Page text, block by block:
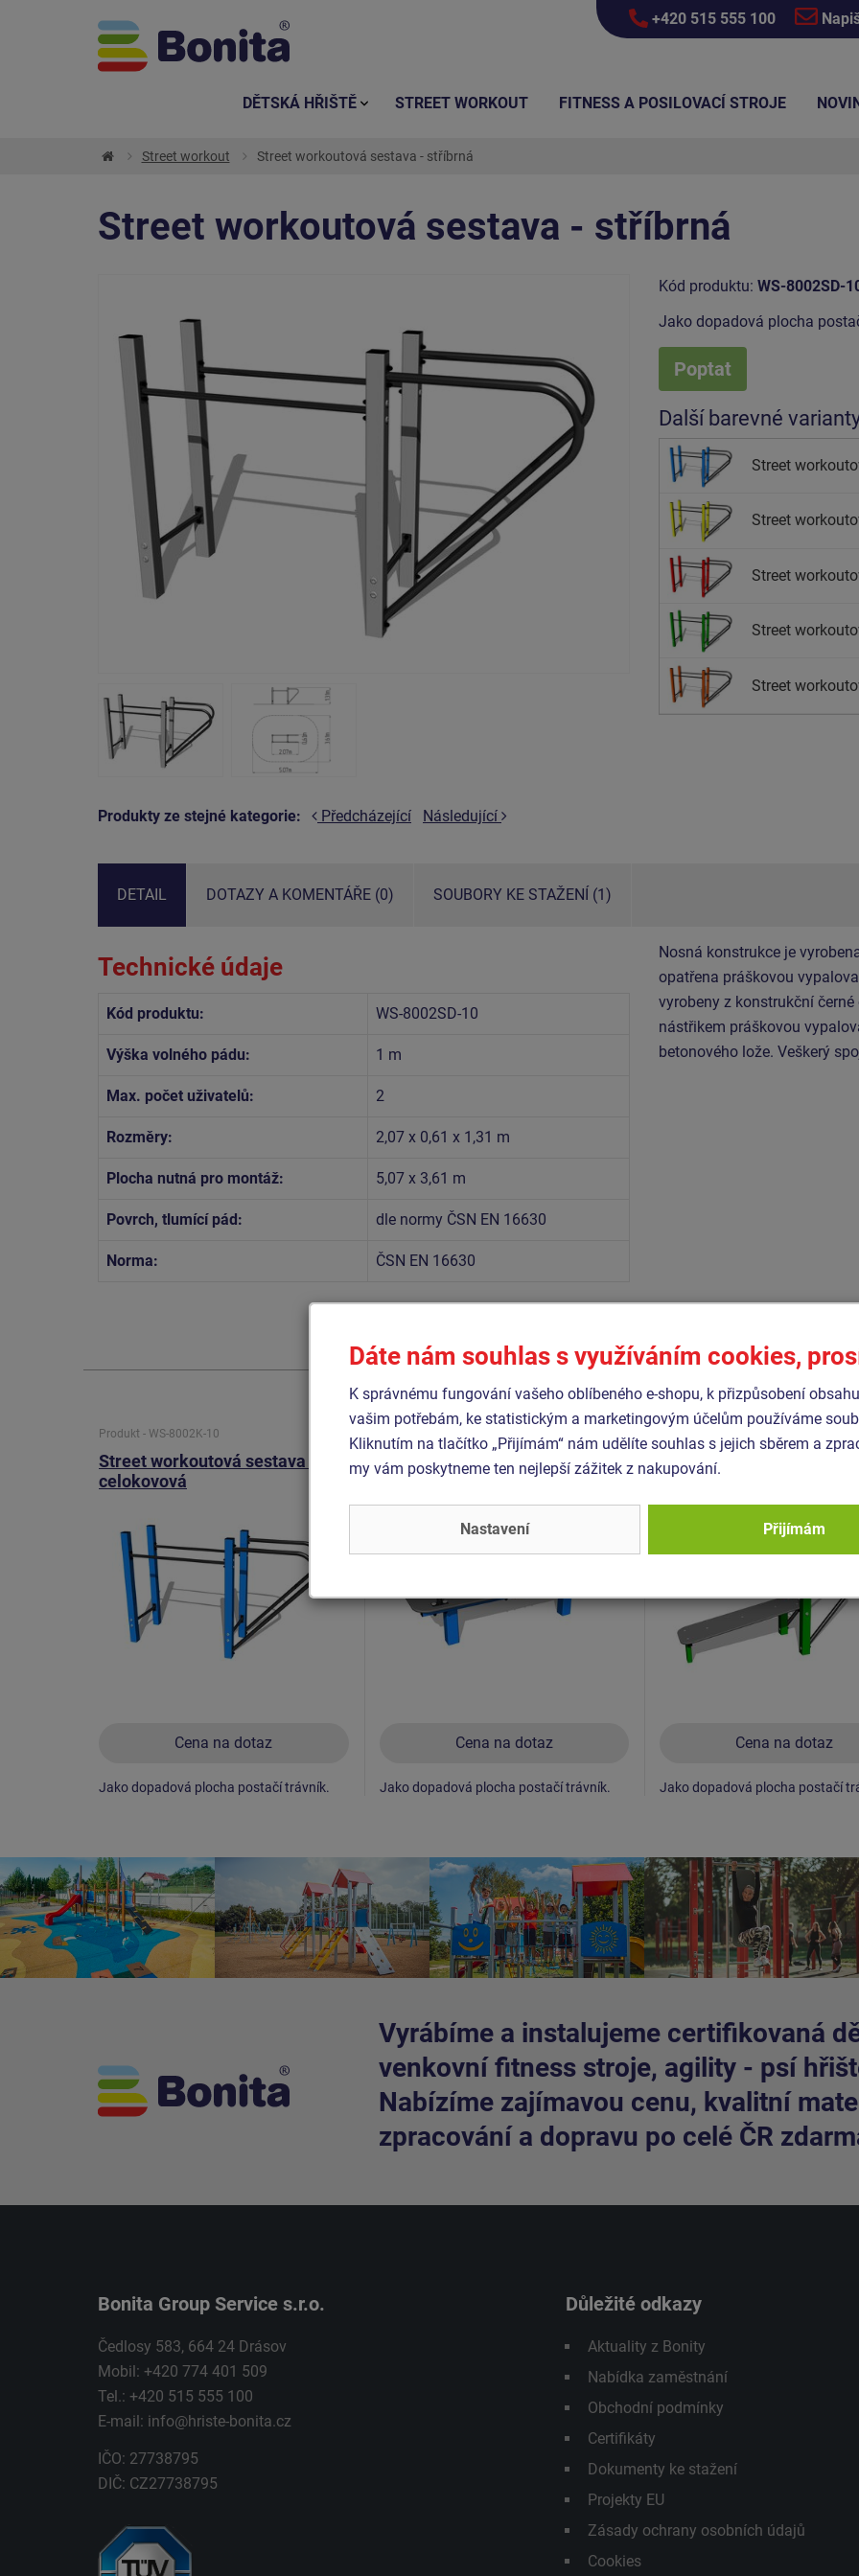
+420 515 555 100
Street workout Street workoutová sestava - stříbrná
Street workoutová sestava - stříbrná
Produkty ze stejné kategorie: Předcházející Následující
Kód produktu: WS-8002SD-
Jako dopadová plocha
Poptat
Další barevné
Street
Street
Street
Street
Street
DETAIL DOTAZY A KOMENTÁŘE (0) SOUBORY KE STAŽENÍ (1)
Technické údaje
Kód produktu: WS-8002SD-10
Výška volného pádu: 1 m
Max. počet uživatelů: 2
Rozměry: 2,07 x 0,61 x 1,31 m
Plocha nutná pro montáž: 5,07 x 3,61 m
Povrch, tlumící pád: dle normy ČSN EN 16630
Norma: ČSN EN 16630
Nosná konstrukce je
opatřena práškovou
vyrobeny z konstrukční
nástřikem práškovou
betonového lože. Veškerý
Podobnézboží
Produkt - WS-8002K-10
Street workoutová sestava -
celokovová
Cena na dotaz
Jako dopadová plocha postačí trávník.
Street workoutový prvek -
celokovový
Cena na dotaz
Jako dopadová plocha postačí trávník.
Street workoutová
celokovová
Cena na dotaz
Jako dopadová plocha postačí
Vyrábíme a instalujeme certifikovaná
venkovní fitness stroje, agility - psí
Nabízíme zajímavou cenu, kvalitní
zpracování a dopravu po celé ČR
Bonita Group Service s.r.o.
Čedlosy 583, 664 24 Drásov
Mobil: +420 774 401 509
Tel.: +420 515 555 100
E-mail: info@hriste-bonita.cz
IČO: 27738795
DIČ: CZ27738795
Důležité odkazy
Aktuality z Bonity
Nabídka zaměstnání
Obchodní podmínky
Certifikáty
Dokumenty ke stažení
Projekty EU
Zásady ochrany osobních údajů
Cookies
DĚTSKÁ HŘIŠTĚ STREET WORKOUT FITNESS A POSILOVACÍ STROJE
Dáte nám souhlas s využíváním cookies,
K správnému fungování vašeho oblíbeného e-shopu, k přizpůsobení
vašim potřebám, ke statistickým a marketingovým účelům používáme
Kliknutím na tlačítko „Přijímám“ nám udělíte souhlas s jejich sběrem a
my vám poskytneme ten nejlepší zážitek z nakupování.
Nastavení Přijímám